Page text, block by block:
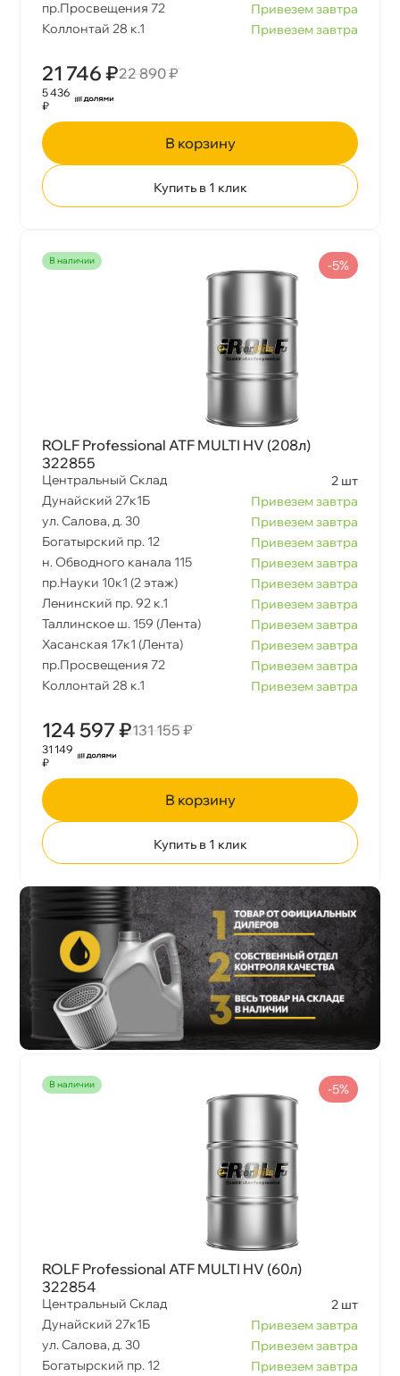
пр.Просвещения 72
Привезем завтра
Коллонтай 28 к.1
Привезем завтра
21 746 ₽22 890 ₽
5 436
₽
корзину
Купить в 1 клик
наличии
ROLF Professional ATF MULTI HV (208л)
322855
Центральный Склад
2 шт
Дунайский 27к1Б
Привезем завтра
ул. Салова, д. 30
Привезем завтра
Богатырский пр. 12
Привезем завтра
н. Обводного канала 115
Привезем завтра
пр.Науки 10к1 (2 этаж)
Привезем завтра
Ленинский пр. 92 к.1
Привезем завтра
Таллинское ш. 159 (Лента)
Привезем завтра
Хасанская 17к1 (Лента)
Привезем завтра
пр.Просвещения 72
Привезем завтра
Коллонтай 28 к.1
Привезем завтра
124 597 ₽131 155 ₽
-5%
31 149
₽
корзину
Купить в 1 клик
наличии
ROLF Professional ATF MULTI HV (60л)
322854
Центральный Склад
2 шт
Дунайский 27к1Б
Привезем завтра
ул. Салова, д. 30
Привезем завтра
Богатырский пр. 12
Привезем завтра
-5%